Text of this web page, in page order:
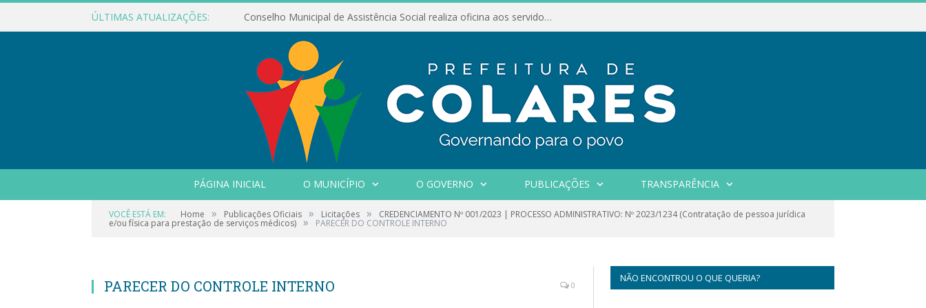
ÚLTIMAS ATUALIZAÇÕES: Conselho Municipal de Assistência Social realiza oficina aos servidores
PÁGINA INICIAL O MUNICÍPIO O GOVERNO PUBLICAÇÕES TRANSPARÊNCIA
VOCÊ ESTÁ EM: Home » Publicações Oficiais » Licitações » CREDENCIAMENTO Nº 001/2023 | PROCESSO ADMINISTRATIVO: Nº 2023/1234 (Contratação de pessoa jurídica
e/ou física para prestação de serviços médicos) » PARECER DO CONTROLE INTERNO
PARECER DO CONTROLE INTERNO 0
NÃO ENCONTROU O QUE QUERIA?